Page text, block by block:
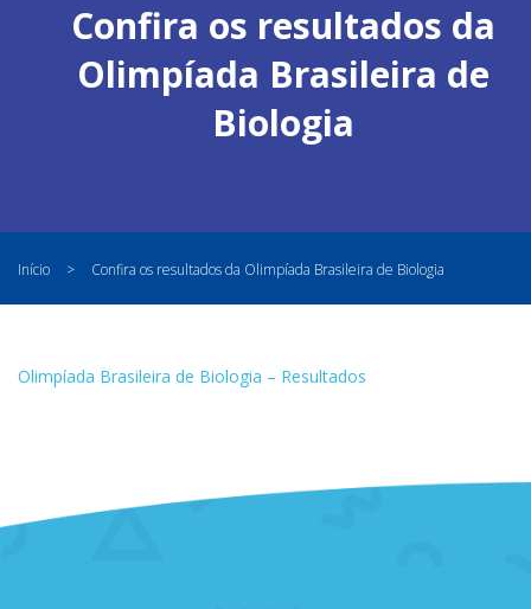
Confira os resultados da
Olimpíada Brasileira de
Biologia
Início > Confira os resultados da Olimpíada Brasileira de Biologia
Olimpíada Brasileira de Biologia – Resultados